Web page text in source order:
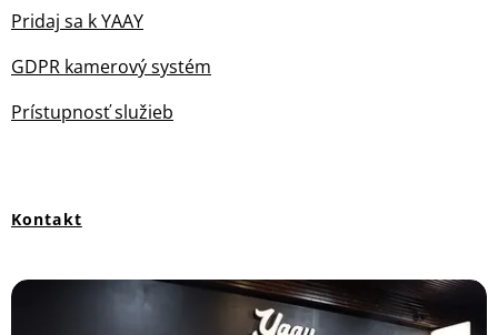
Pridaj sa k YAAY
GDPR kamerový systém
Prístupnosť služieb
Kontakt